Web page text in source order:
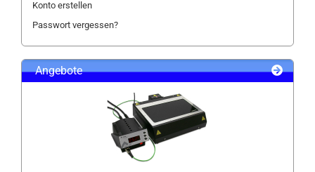
Konto erstellen
Passwort vergessen?
Angebote